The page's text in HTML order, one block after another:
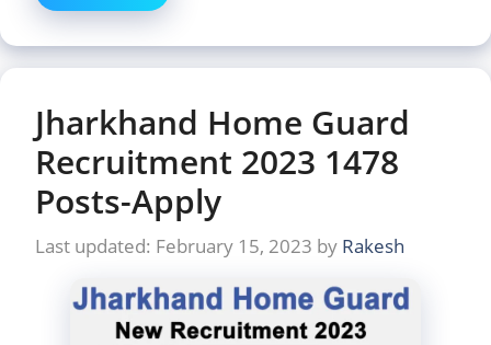
Jharkhand Home Guard
Recruitment 2023 1478
Posts-Apply
February 15, 2023 by Rakesh